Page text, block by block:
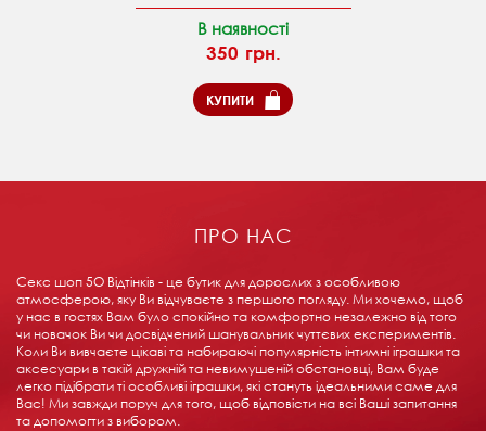
В наявності
350 грн.
КУПИТИ
ПРО НАС
Секс шоп 5О Відтінків - це бутик для дорослих з особливою
атмосферою, яку Ви відчуваєте з першого погляду. Ми хочемо, щоб
у нас в гостях Вам було спокійно та комфортно незалежно від того
чи новачок Ви чи досвідчений шанувальник чуттєвих експериментів.
Коли Ви вивчаєте цікаві та набираючі популярність інтимні іграшки та
аксесуари в такій дружній та невимушеній обстановці, Вам буде
легко підібрати ті особливі іграшки, які стануть ідеальними саме для
Вас! Ми завжди поруч для того, щоб відповісти на всі Ваші запитання
та допомогти з вибором.